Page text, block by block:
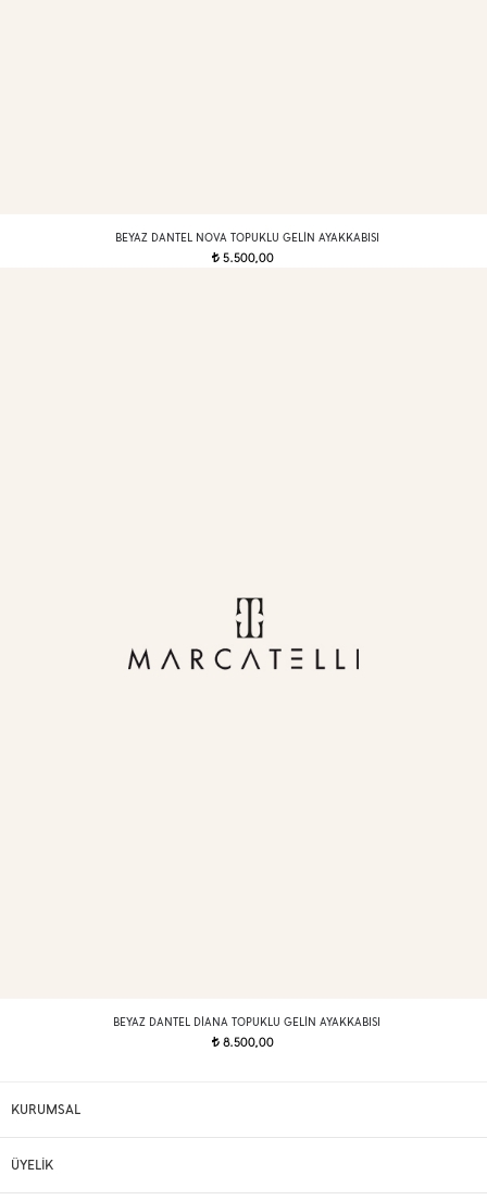
BEYAZ DANTEL NOVA TOPUKLU GELIN AYAKKABISI
t5.500,00
BEYAZ DANTEL DIANA TOPUKLU GELIN AYAKKABISI
t8.500,00
KURUMSAL
ÜYELİK